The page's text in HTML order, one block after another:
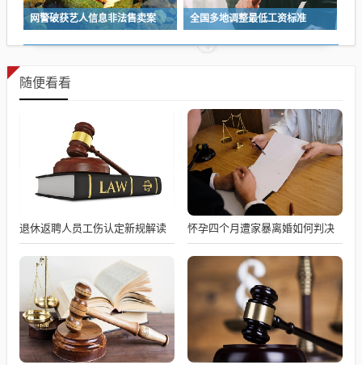
网警破获艺人信息非法售卖案 全国多地调整最低工资标准
随便看看
退休返聘人员工伤认定新规解读 怀孕四个月遭家暴离婚如何判决